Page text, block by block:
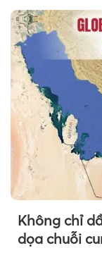
Không chỉ
dọa chuỗi